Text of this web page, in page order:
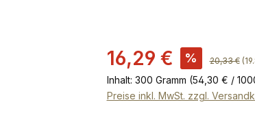
Verkaufspreis:
16,29 € % Regulärer
20,33 €
Inhalt: 300 Gramm (54,30 € /
Preise inkl. MwSt. zzgl.